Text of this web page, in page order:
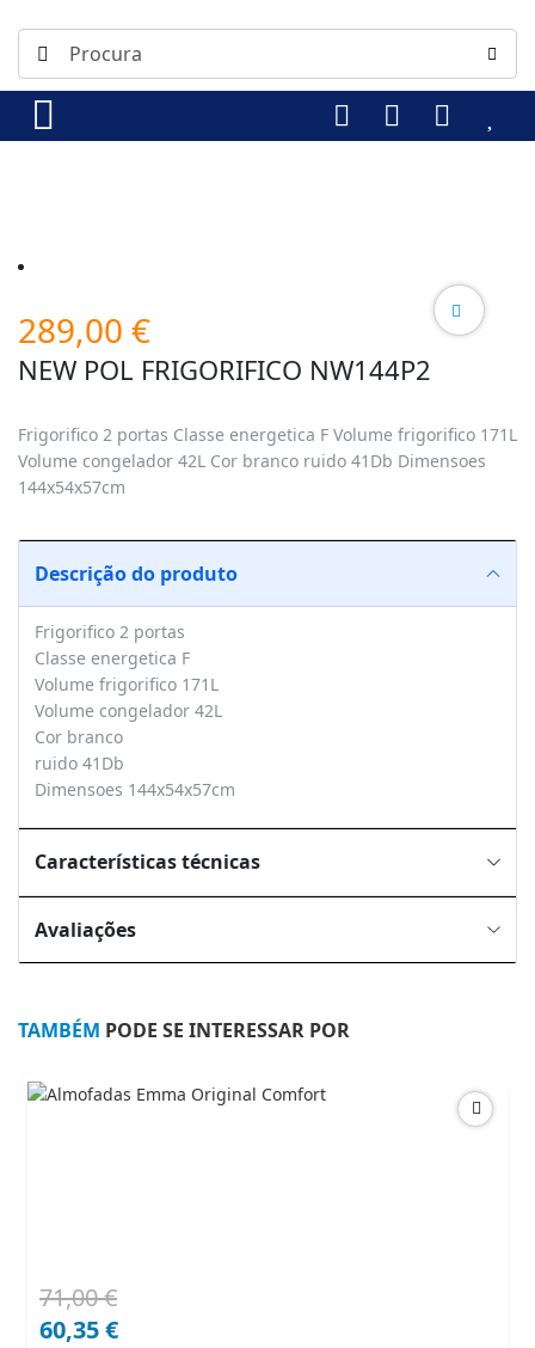
289,00 €
NEW POL FRIGORIFICO NW144P2
Frigorifico 2 portas Classe energetica F Volume frigorifico 171L
Volume congelador 42L Cor branco ruido 41Db Dimensoes
144x54x57cm
Descrição do produto
Frigorifico 2 portas
Classe energetica F
Volume frigorifico 171L
Volume congelador 42L
Cor branco
ruido 41Db
Dimensoes 144x54x57cm
Características técnicas
Avaliações
TAMBÉM PODE SE INTERESSAR POR
71,00€
O
preço
60,35€
O
preço